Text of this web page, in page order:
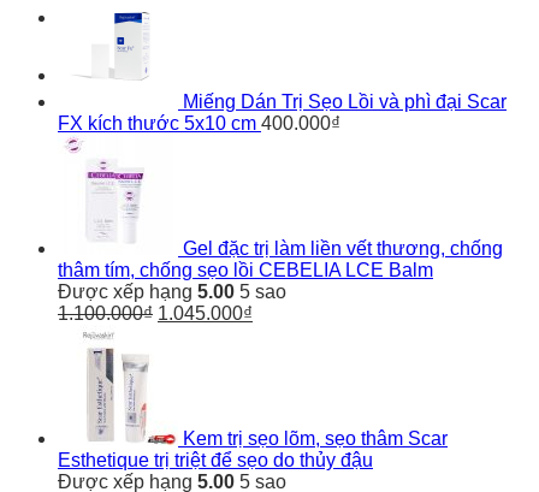
Miếng Dán Trị Sẹo Lồi và phì đại Scar
FX kích thước 5x10 cm 400.000₫
Gel đặc trị làm liền vết thương, chống
thâm tím, chống sẹo lồi CEBELIA LCE Balm
Được xếp hạng 5.00 5 sao
1.100.000₫ 1.045.000₫
Kem trị sẹo lõm, sẹo thâm Scar
Esthetique trị triệt để sẹo do thủy đậu
Được xếp hạng 5.00 5 sao